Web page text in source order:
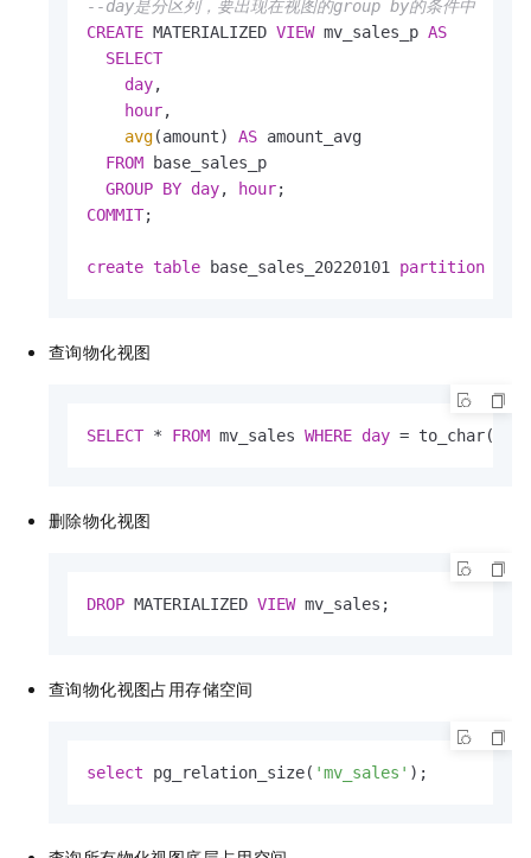
--day是分区列，要出现在视图的group by的条件中
CREATE MATERIALIZED VIEW mv_sales_p AS
SELECT
day,
hour,
avg(amount) AS amount_avg
FROM base_sales_p
GROUP BY day, hour
COMMIT;
create table base_sales_20220101 partition
查询物化视图
SELECT * FROM mv_sales WHERE day =
删除物化视图
DROP MATERIALIZED VIEW mv_sales;
查询物化视图占用存储空间
select pg_relation_size( 'mv_sales' );